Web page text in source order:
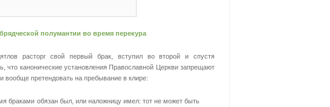
полумантии во время перекура
расторг свой первый брак, вступил во второй и спустя
что канонические установления Православной Церкви запрещают
претендовать на пребывание в клире:
браками обязан был, или наложницу имел: тот не может быть